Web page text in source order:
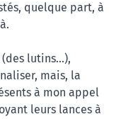
quelque part, à
lutins…),
mais, la
à mon appel
leurs lances à